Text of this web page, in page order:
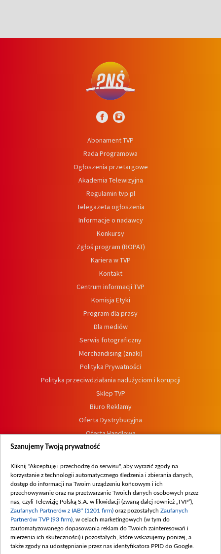
Abonament TVP
Rada Programowa
Ogłoszenia przetargowe
Akademia Telewizyjna
Regulamin tvp.pl
Telegazeta ogłoszenia
Informacje o nadawcy
Konkursy
Zgłoś program (ROPAT)
Kariera w TVP
Kontakt
Centrum informacji TVP
Komisja Etyki
Program dla prasy
Dla mediów
Serwis fotograficzny
Merchandising (znaki)
Polityka Prywatności
Polityka przeciwdziałania nadużyciom i korupcji
Sklep TVP
Biuro Reklamy
Oferta Dystrybucyjna
Oferta Handlowa
Dostępność
Procedura zgłoszeń wewnętrznych
Szanujemy Twoją prywatność
Kliknij "Akceptuję i przechodzę do serwisu", aby wyrazić zgody na
korzystanie z technologii automatycznego śledzenia i zbierania danych,
dostęp do informacji na Twoim urządzeniu końcowym i ich
przechowywanie oraz na przetwarzanie Twoich danych osobowych przez
nas, czyli Telewizję Polską S.A. w likwidacji (zwaną dalej również „TVP”),
Zaufanych Partnerów z IAB* (1201 firm) oraz pozostałych Zaufanych
Partnerów TVP (93 firm) , w celach marketingowych (w tym do
zautomatyzowanego dopasowania reklam do Twoich zainteresowań i
mierzenia ich skuteczności) i pozostałych, które wskazujemy poniżej, a
także zgody na udostępnianie przez nas identyfikatora PPID do Google.